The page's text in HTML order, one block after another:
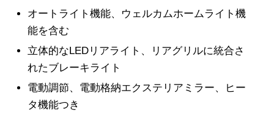
オートライト機能、ウェルカムホームライト機
能を含む
立体的なLEDリアライト、リアグリルに統合さ
れたブレーキライト
電動調節、電動格納エクステリアミラー、ヒー
タ機能つき